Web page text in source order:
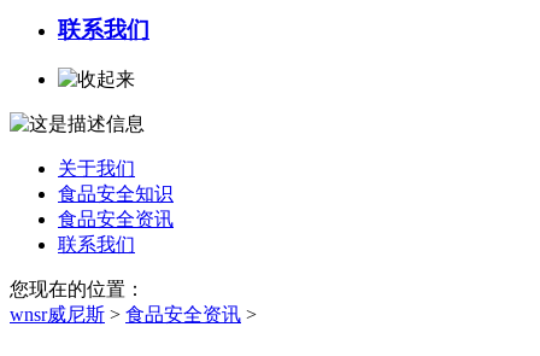
联系我们
关于我们
食品安全知识
食品安全资讯
联系我们
您现在的位置：
wnsr威尼斯 > 食品安全资讯 >